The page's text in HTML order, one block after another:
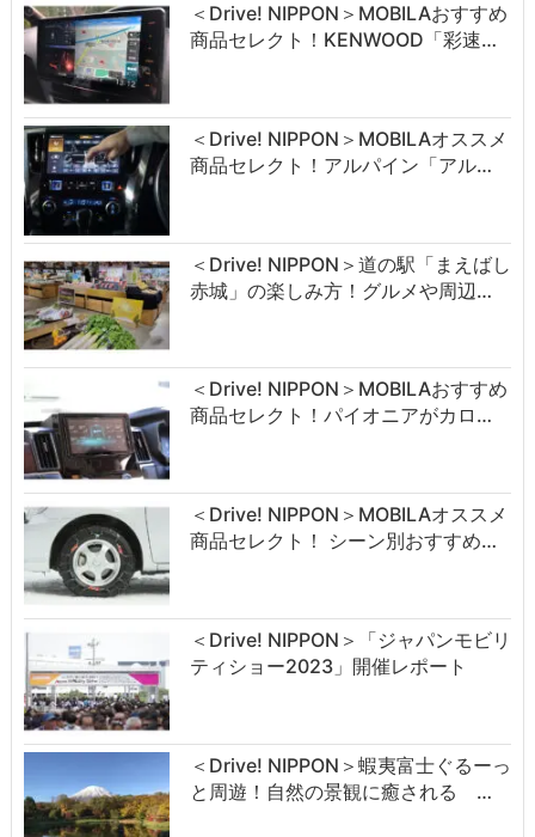
＜Drive! NIPPON＞MOBILAおすすめ
商品セレクト！KENWOOD「彩速…
＜Drive! NIPPON＞MOBILAオススメ
商品セレクト！アルパイン「アル…
＜Drive! NIPPON＞道の駅「まえばし
赤城」の楽しみ方！グルメや周辺…
＜Drive! NIPPON＞MOBILAおすすめ
商品セレクト！パイオニアがカロ…
＜Drive! NIPPON＞MOBILAオススメ
商品セレクト！ シーン別おすすめ…
＜Drive! NIPPON＞「ジャパンモビリ
ティショー2023」開催レポート
＜Drive! NIPPON＞蝦夷富士ぐるーっ
と周遊！自然の景観に癒される …